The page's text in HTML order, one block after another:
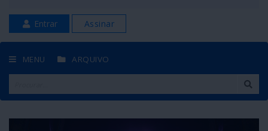
Entrar Assinar
MENU ARQUIVO